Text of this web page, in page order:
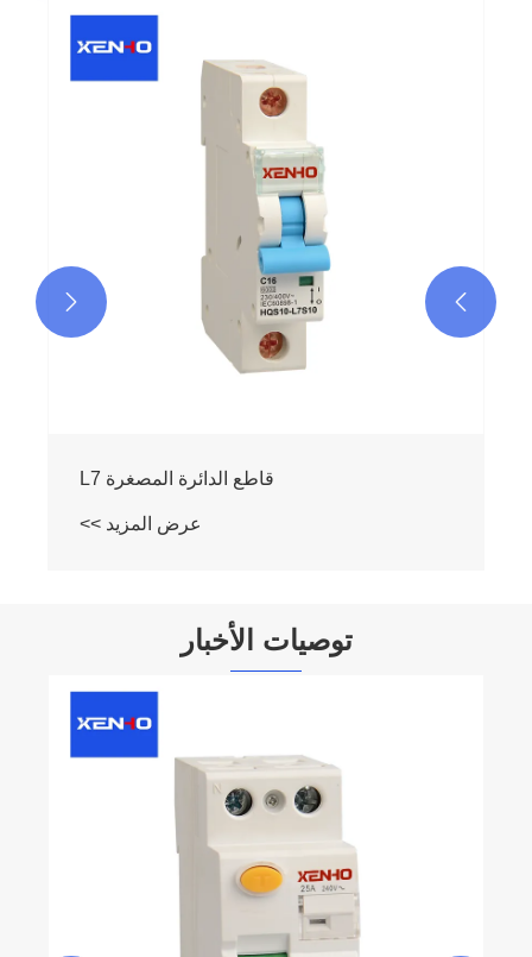
قاطع الدائرة المصغرة L7
عرض المزيد >>


توصيات الأخبار